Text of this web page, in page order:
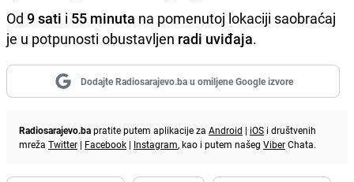
Od 9 sati i 55 minuta na pomenutoj lokaciji saobraćaj
je u potpunosti obustavljen radi uviđaja.
Dodajte Radiosarajevo.ba u omiljene Google izvore
Radiosarajevo.bapratite putem aplikacije za Android | iOS i društvenih
mreža Twitter | Facebook | Instagram, kao i putem našeg ViberChata.